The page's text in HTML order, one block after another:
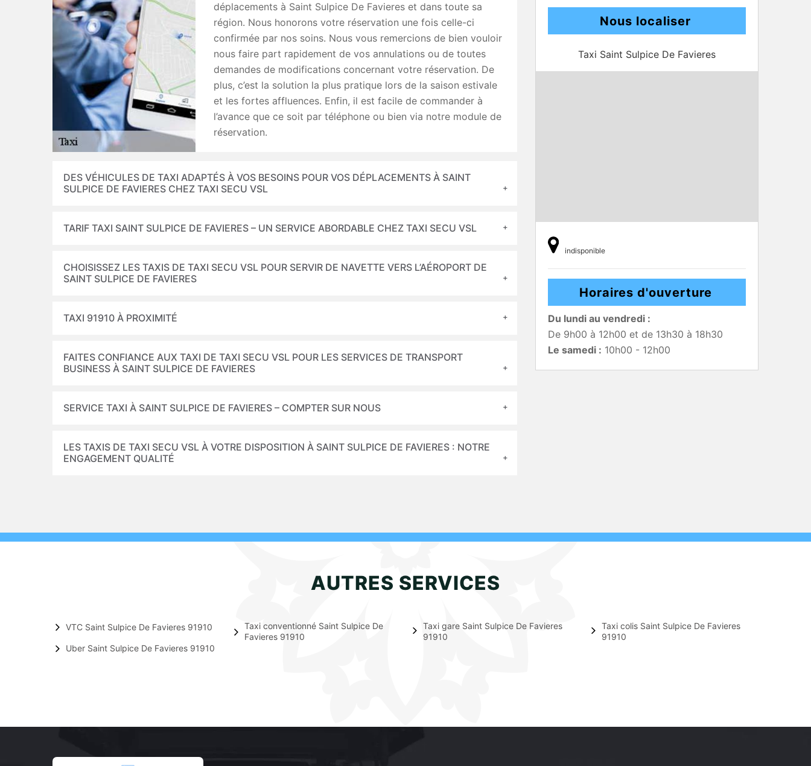
déplacements à Saint Sulpice De Favieres et dans toute sa
région. Nous honorons votre réservation une fois celle-ci
confirmée par nos soins. Nous vous remercions de bien vouloir
nous faire part rapidement de vos annulations ou de toutes
demandes de modifications concernant votre réservation. De
plus, c’est la solution la plus pratique lors de la saison estivale
et les fortes affluences. Enfin, il est facile de commander à
l’avance que ce soit par téléphone ou bien via notre module de
réservation.
DES VÉHICULES DE TAXI ADAPTÉS À VOS BESOINS POUR VOS DÉPLACEMENTS À SAINT
SULPICE DE FAVIERES CHEZ TAXI SECU VSL
TARIF TAXI SAINT SULPICE DE FAVIERES – UN SERVICE ABORDABLE CHEZ TAXI SECU VSL
CHOISISSEZ LES TAXIS DE TAXI SECU VSL POUR SERVIR DE NAVETTE VERS L’AÉROPORT DE
SAINT SULPICE DE FAVIERES
TAXI 91910 À PROXIMITÉ
FAITES CONFIANCE AUX TAXI DE TAXI SECU VSL POUR LES SERVICES DE TRANSPORT
BUSINESS À SAINT SULPICE DE FAVIERES
SERVICE TAXI À SAINT SULPICE DE FAVIERES – COMPTER SUR NOUS
LES TAXIS DE TAXI SECU VSL À VOTRE DISPOSITION À SAINT SULPICE DE FAVIERES : NOTRE
ENGAGEMENT QUALITÉ
Nous localiser
Taxi Saint Sulpice De Favieres
indisponible
Horaires d'ouverture
Du lundi au vendredi :
De 9h00 à 12h00 et de 13h30 à 18h30
Le samedi : 10h00 - 12h00
AUTRES SERVICES
VTC Saint Sulpice De Favieres 91910
Uber Saint Sulpice De Favieres 91910
Taxi conventionné Saint Sulpice De
Favieres 91910
Taxi gare Saint Sulpice De Favieres
91910
Taxi colis Saint Sulpice De Favieres
91910